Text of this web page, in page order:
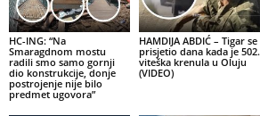
HC-ING: “Na
Smaragdnom mostu
radili smo samo gornji
dio konstrukcije, donje
postrojenje nije bilo
predmet ugovora”
HAMDIJA ABDIĆ – Tigar se
prisjetio dana kada je 502.
viteška krenula u Oluju
(VIDEO)